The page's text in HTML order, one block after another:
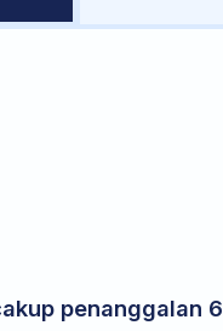
penanggalan